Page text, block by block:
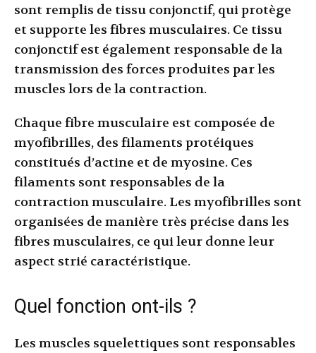
sont remplis de tissu conjonctif, qui protège
et supporte les fibres musculaires. Ce tissu
conjonctif est également responsable de la
transmission des forces produites par les
muscles lors de la contraction.
Chaque fibre musculaire est composée de
myofibrilles, des filaments protéiques
constitués d’actine et de myosine. Ces
filaments sont responsables de la
contraction musculaire. Les myofibrilles sont
organisées de manière très précise dans les
fibres musculaires, ce qui leur donne leur
aspect strié caractéristique.
Quel fonction ont-ils ?
Les muscles squelettiques sont responsables